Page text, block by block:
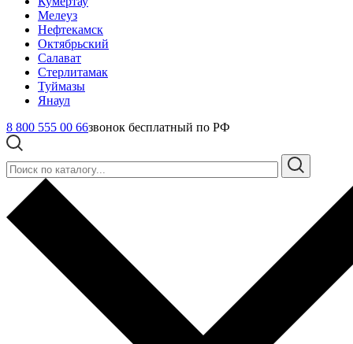
Мелеуз
Нефтекамск
Октябрьский
Салават
Стерлитамак
Туймазы
Янаул
8 800 555 00 66звонок бесплатный по РФ